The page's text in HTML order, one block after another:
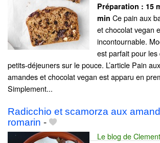
Préparation : 15
min Ce pain aux
et chocolat vegan
incontournable.
est parfait pour
petits-déjeuners sur le pouce. L’article Pain
amandes et chocolat vegan est apparu en
Simplement...
Radicchio et scamorza aux
romarin -
Le blog de